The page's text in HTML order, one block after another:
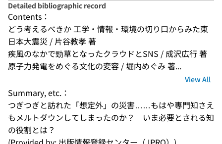
Detailed bibliographic record
Contents：
どう考えるべきか 工学・情報・環境の切り口からみた東
日本大震災 / 片谷教孝 著
疾風のなかで勁草となったクラウドとSNS / 成沢広行 著
原子力発電をめぐる文化の変容 / 堀内めぐみ 著...
View All
Summary, etc.：
つぎつぎと訪れた「想定外」の災害……もはや専門知さえ
もメルトダウンしてしまったのか？　いま必要とされる知
の役割とは？